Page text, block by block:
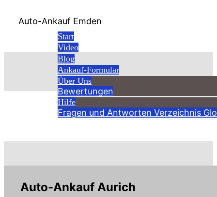
Auto-Ankauf Emden
Start
Video
Blog
Ankauf-Formular
Über Uns
Bewertungen
Hilfe
Fragen und Antworten Verzeichnis
Verzeichnis
Auto-Ankauf Aurich